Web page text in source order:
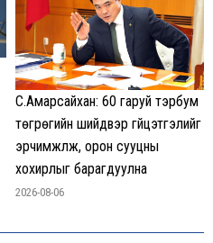
С.Амарсайхан: 60 гаруй тэрбум
төгрөгийн шийдвэр гүйцэтгэлийг
эрчимжүүлж, орон сууцны
хохирлыг барагдуулна
2026-08-06